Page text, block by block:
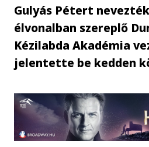
Gulyás Pétert
élvonalban szereplő
Kézilabda Akadémia
jelentette be kedden